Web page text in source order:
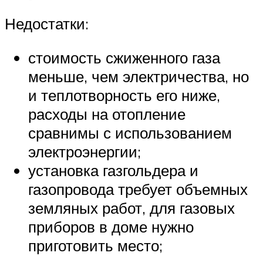
Недостатки:
стоимость сжиженного газа
меньше, чем электричества, но
и теплотворность его ниже,
расходы на отопление
сравнимы с использованием
электроэнергии;
установка газгольдера и
газопровода требует объемных
земляных работ, для газовых
приборов в доме нужно
приготовить место;